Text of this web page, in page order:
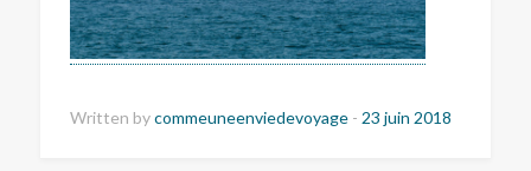
Written bycommeuneenviedevoyage - 23 juin 2018